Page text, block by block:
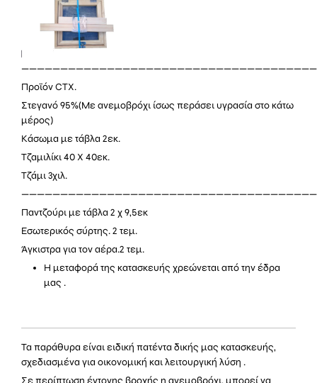
Προϊόν CTX.
Στεγανό 95%(Mε ανεμοβρόχι ίσως περάσει υγρασία στο κάτω
μέρος)
Κάσωμα με τάβλα 2εκ.
Τζαμιλίκι 40 Χ 40εκ.
Τζάμι 3χιλ.
Παντζούρι με τάβλα 2 χ 9,5εκ
Εσωτερικός σύρτης. 2 τεμ.
Άγκιστρα για τον αέρα.2 τεμ.
Η μεταφορά της κατασκευής χρεώνεται από την έδρα
μας .
Τα παράθυρα είναι ειδική πατέντα δικής μας κατασκευής,
σχεδιασμένα για οικονομική και λειτουργική λύση .